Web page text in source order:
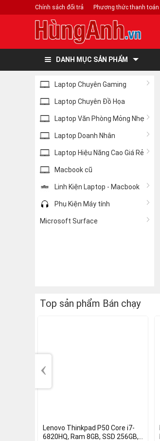
Chính sách đổi trả Phương thức thanh toán
DANH MỤC SẢN PHẨM
Laptop Chuyên Gaming
Laptop Chuyên Đồ Họa
Laptop Văn Phòng Mỏng Nhẹ
Laptop Doanh Nhân
Laptop Hiệu Năng Cao Giá Rẻ
Macbook cũ
Linh Kiện Laptop - Macbook
Phụ Kiện Máy tính
Microsoft Surface
Top sản phẩm Bán chạy
Lenovo Thinkpad P50 Core i7-
6820HQ, Ram 8GB, SSD 256GB,
‹